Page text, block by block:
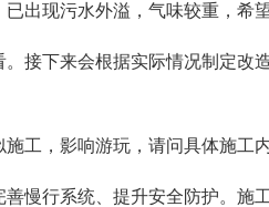
出现污水外溢，气味较重，希望
接下来会根据实际情况制定改
工，影响游玩，请问具体施工
慢行系统、提升安全防护。施